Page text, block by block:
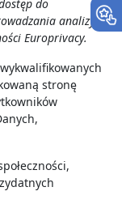
do
analizy
Europrivacy.
stronę